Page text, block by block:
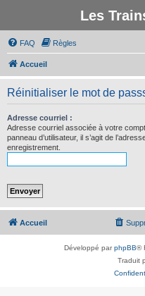
Les
FAQ Règles
Accueil
Réinitialiser le mot de
Adresse courriel :
Adresse courriel associée à votre
panneau d’utilisateur, il s’agit de
enregistrement.
Accueil
Développé parphpBB®
Traduit